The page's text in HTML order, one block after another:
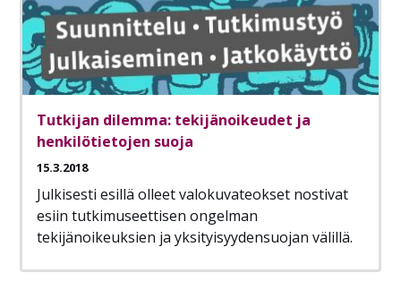
Tutkijan dilemma: tekijänoikeudet ja
henkilötietojen suoja
15.3.2018
Julkisesti esillä olleet valokuvateokset nostivat
esiin tutkimuseettisen ongelman
tekijänoikeuksien ja yksityisyydensuojan välillä.